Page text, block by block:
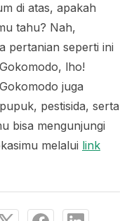
di atas, apakah
tahu? Nah,
pertanian seperti ini
lho!
juga
pestisida, serta
bisa mengunjungi
melalui link